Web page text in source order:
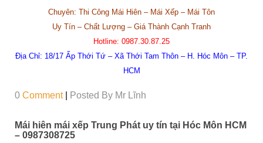
Chuyên: Thi Công Mái Hiên – Mái Xếp – Mái Tôn
Uy Tín – Chất Lượng – Giá Thành Cạnh Tranh
Hotline: 0987.30.87.25
Địa Chỉ: 18/17 Ấp Thới Tứ – Xã Thới Tam Thôn – H. Hóc Môn – TP.
HCM
0 Comment Posted By Mr Lĩnh
Mái hiên mái xếp Trung Phát uy tín tại Hóc Môn HCM
– 0987308725